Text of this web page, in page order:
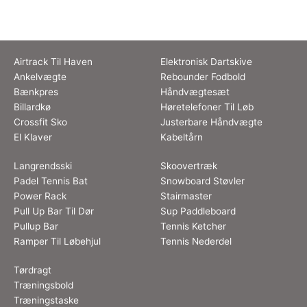
Airtrack Til Haven
Ankelvægte
Bænkpres
Billardkø
Crossfit Sko
El Klaver
Elektronisk Dartskive
Rebounder Fodbold
Håndvægtesæt
Høretelefoner Til Løb
Justerbare Håndvægte
Kabeltårn
Langrendsski
Padel Tennis Bat
Power Rack
Pull Up Bar Til Dør
Pullup Bar
Ramper Til Løbehjul
Skoovertræk
Snowboard Støvler
Stairmaster
Sup Paddleboard
Tennis Ketcher
Tennis Nederdel
Tørdragt
Træningsbold
Træningstaske